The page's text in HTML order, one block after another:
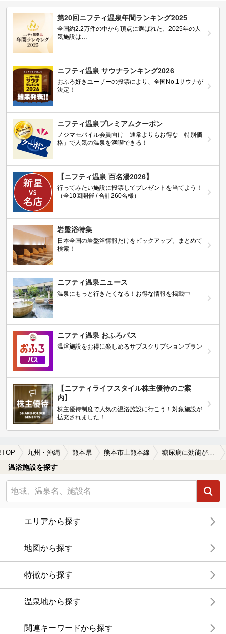
第20回ニフティ温泉年間ランキング2025
全国約2.2万件の中から頂点に選ばれた、2025年の人
気施設は…
ニフティ温泉 サウナランキング2026
おふろ好きユーザーの投票により、全国No.1サウナが
決定！
ニフティ温泉プレミアムクーポン
ノジマモバイル会員向け 通常よりもお得な「特別価
格」で人気の温泉を満喫できる！
【ニフティ温泉 百名湯2026】
行ってみたい施設に投票してプレゼントを当てよう！
（全10回開催 / 合計260名様）
岩盤浴特集
日本全国の岩盤浴情報だけをピックアップ。まとめて
検索！
ニフティ温泉ニュース
温泉にもっと行きたくなる！お得な情報を掲載中
ニフティ温泉 おふろパス
温浴施設をお得に楽しめるサブスクリプションプラン
【ニフティライフスタイル株主優待のご案
内】
株主優待制度で人気の温浴施設に行こう！対象施設が
拡充されました！
TOP 九州・沖縄 熊本県 熊本市上熊本線
温浴施設を探す
エリアから探す
地図から探す
特徴から探す
温泉地から探す
関連キーワードから探す